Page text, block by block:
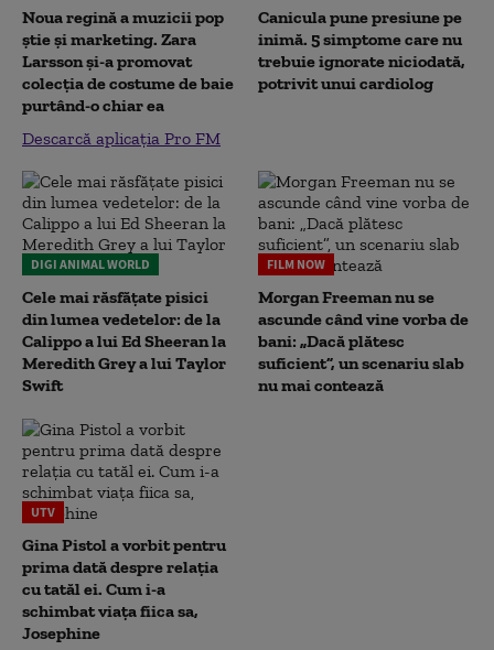
Noua regină a muzicii pop
știe și marketing. Zara
Larsson și-a promovat
colecția de costume de baie
purtând-o chiar ea
Descarcă aplicația Pro FM
Canicula pune presiune pe
inimă. 5 simptome care nu
trebuie ignorate niciodată,
potrivit unui cardiolog
DIGI ANIMAL WORLD
Cele mai răsfățate pisici
din lumea vedetelor: de la
Calippo a lui Ed Sheeran la
Meredith Grey a lui Taylor
Swift
FILM NOW
Morgan Freeman nu se
ascunde când vine vorba de
bani: „Dacă plătesc
suficient”, un scenariu slab
nu mai contează
UTV
Gina Pistol a vorbit pentru
prima dată despre relația
cu tatăl ei. Cum i-a
schimbat viața fiica sa,
Josephine